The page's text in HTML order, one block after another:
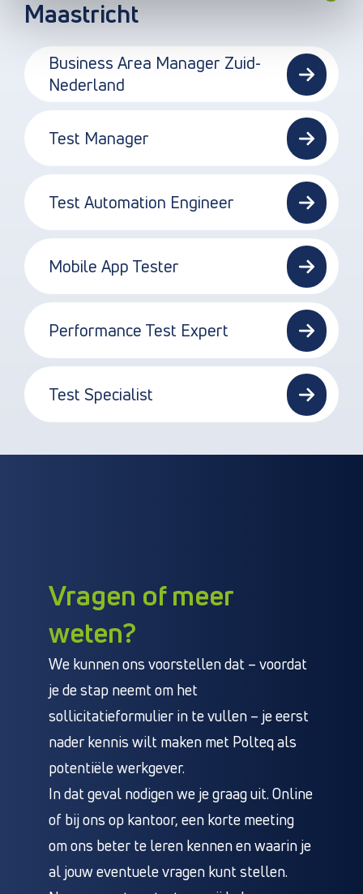
Maastricht
Business Area Manager Zuid-
Nederland
Test Manager
Test Automation Engineer
Mobile App Tester
Performance Test Expert
Test Specialist
Vragen of meer
weten?
We kunnen ons voorstellen dat – voordat
je de stap neemt om het
sollicitatieformulier in te vullen – je eerst
nader kennis wilt maken met Polteq als
potentiële werkgever.
In dat geval nodigen we je graag uit. Online
of bij ons op kantoor, een korte meeting
om ons beter te leren kennen en waarin je
al jouw eventuele vragen kunt stellen.